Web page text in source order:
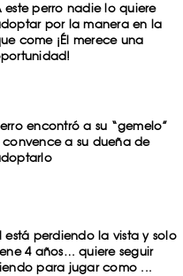
este perro nadie lo quiere
por la manera en la
come ¡Él merece una
encontró a su “gemelo”
convence a su dueña de
está perdiendo la vista y solo
4 años… quiere seguir
para jugar como ...